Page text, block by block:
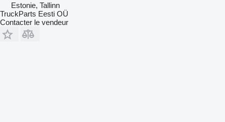
Estonie, Tallinn
TruckParts Eesti OÜ
Contacter le vendeur